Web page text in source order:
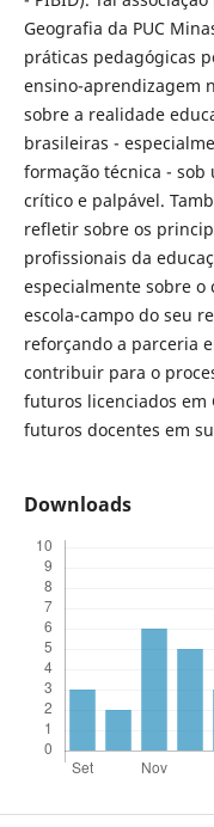
Geografia da PUC
práticas pedagógicas
ensino-aprendizagem
sobre a realidade
brasileiras -
formação técnica -
crítico e palpável.
refletir sobre os
profissionais da
especialmente sobre o
escola-campo do seu
reforçando a parceria
contribuir para o
futuros licenciados em
futuros docentes em
Downloads